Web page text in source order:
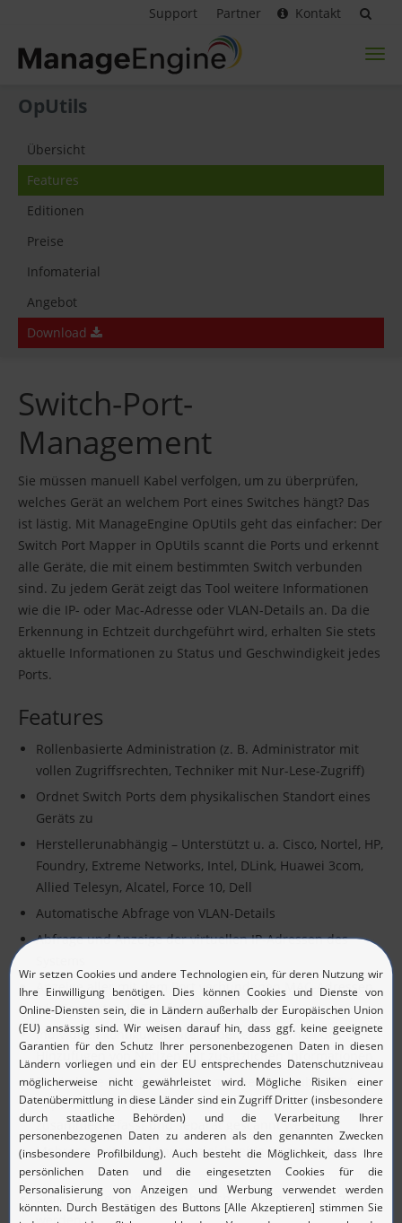
Support Partner Kontakt
OpUtils
Übersicht
Features
Editionen
Preise
Infomaterial
Angebot
Download
Switch-Port-
Management
Sie müssen manuell Kabel verfolgen, um zu überprüfen,
welches Gerät an welchem Port eines Switches hängt? Das
ist lästig. Mit ManageEngine OpUtils geht das einfacher: Der
Switch Port Mapper in OpUtils scannt die Ports und erkennt
alle Geräte, die mit einem bestimmten Switch verbunden
sind. Zu jedem Gerät zeigt das Tool weitere Informationen
wie die IP- oder Mac-Adresse oder VLAN-Details an. Da die
Erkennung in Echtzeit durchgeführt wird, erhalten Sie stets
aktuelle Informationen zu Status und Geschwindigkeit jedes
Ports.
Features
Rollenbasierte Administration (z. B. Administrator mit
vollen Zugriffsrechten, Techniker mit Nur-Lese-Zugriff)
Ordnet Switch Ports dem physikalischen Standort eines
Geräts zu
Herstellerunabhängig – Unterstützt u. a. Cisco, Nortel, HP,
Foundry, Extreme Networks, Intel, DLink, Huawei 3com,
Allied Telesyn, Alcatel, Force 10, Dell
Automatische Abfrage von VLAN-Details
Abfrage und Anzeige der virtuellen IP-Adressen des
Anzeige aller mit dem Port verbundenen MAC-Adressen
wie Computer, IP-Telefone etc.
Individuell konfigurierbare Felder ermöglichen das
Hinzufügen von Notizen mit zusätzlichen Informationen
Zusätzliche Switches können manuell oder über CSV-
Import hinzugefügt werden Switche können in Gruppen
zusammengefasst und separat gescannt werden
Mehrere Switches können gleichzeitig kartographiert
werden
Scans können automatisch nach Zeitplan durchgeführt